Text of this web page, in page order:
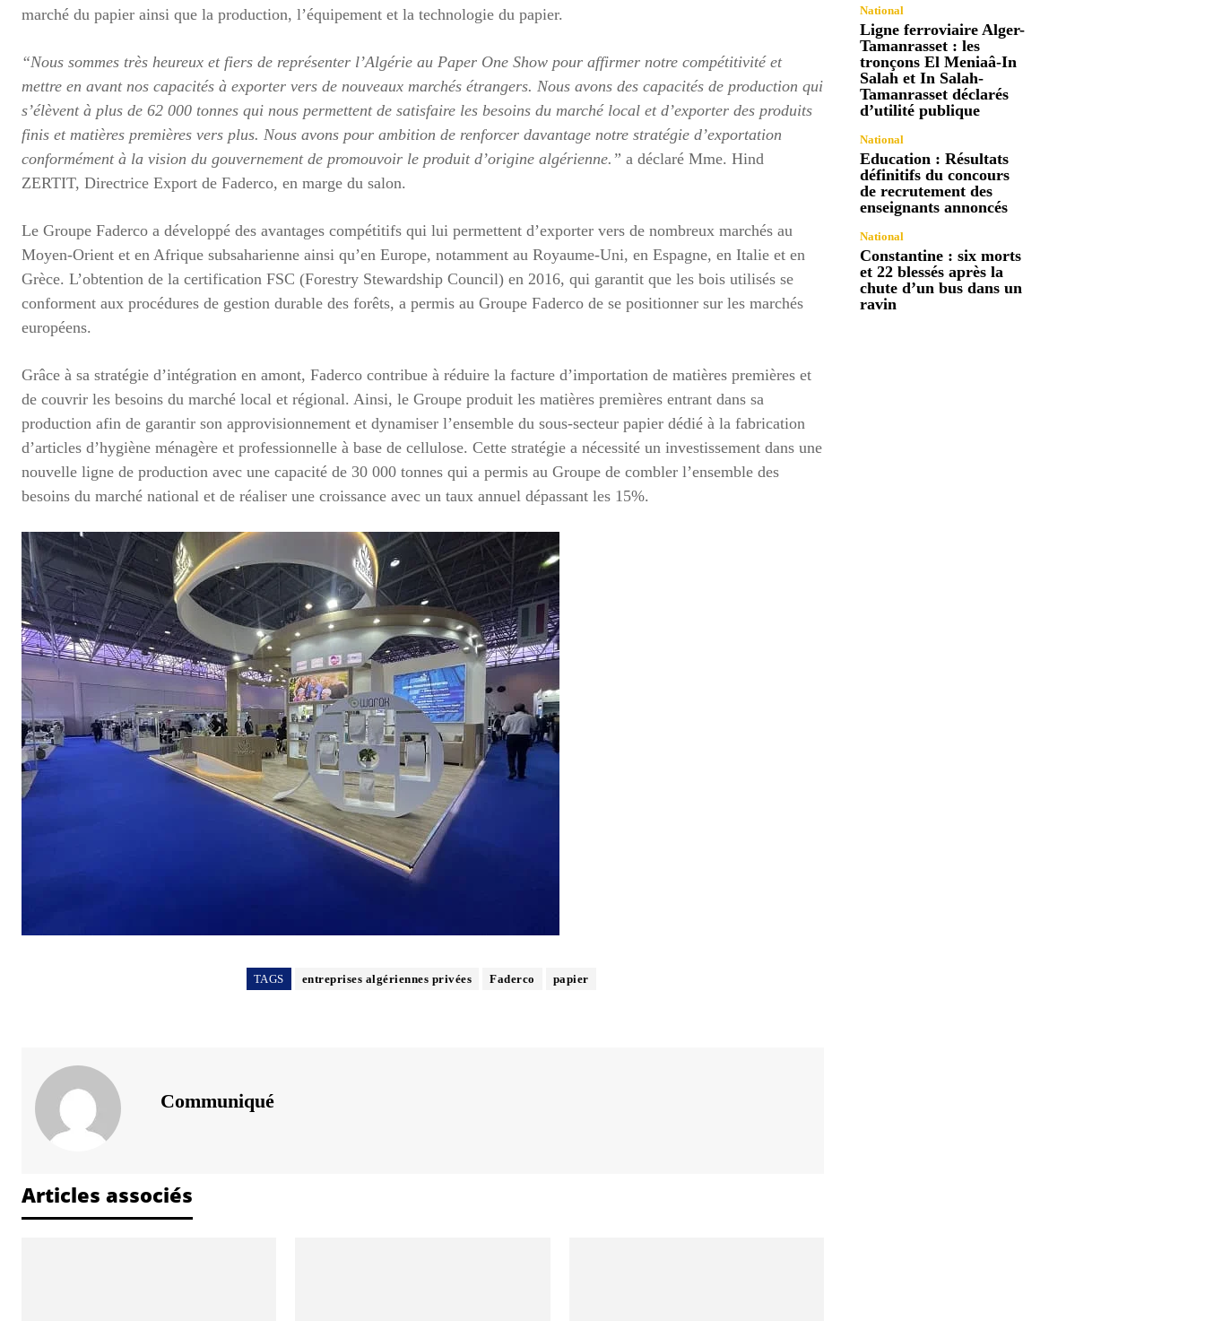
marché du papier ainsi que la production, l’équipement et la technologie du papier.
“Nous sommes très heureux et fiers de représenter l’Algérie au Paper One Show pour affirmer notre compétitivité et
mettre en avant nos capacités à exporter vers de nouveaux marchés étrangers. Nous avons des capacités de production qui
s’élèvent à plus de 62 000 tonnes qui nous permettent de satisfaire les besoins du marché local et d’exporter des produits
finis et matières premières vers plus. Nous avons pour ambition de renforcer davantage notre stratégie d’exportation
conformément à la vision du gouvernement de promouvoir le produit d’origine algérienne.” a déclaré Mme. Hind
ZERTIT, Directrice Export de Faderco, en marge du salon.
Le Groupe Faderco a développé des avantages compétitifs qui lui permettent d’exporter vers de nombreux marchés au
Moyen-Orient et en Afrique subsaharienne ainsi qu’en Europe, notamment au Royaume-Uni, en Espagne, en Italie et en
Grèce. L’obtention de la certification FSC (Forestry Stewardship Council) en 2016, qui garantit que les bois utilisés se
conforment aux procédures de gestion durable des forêts, a permis au Groupe Faderco de se positionner sur les marchés
européens.
Grâce à sa stratégie d’intégration en amont, Faderco contribue à réduire la facture d’importation de matières premières et
de couvrir les besoins du marché local et régional. Ainsi, le Groupe produit les matières premières entrant dans sa
production afin de garantir son approvisionnement et dynamiser l’ensemble du sous-secteur papier dédié à la fabrication
d’articles d’hygiène ménagère et professionnelle à base de cellulose. Cette stratégie a nécessité un investissement dans une
nouvelle ligne de production avec une capacité de 30 000 tonnes qui a permis au Groupe de combler l’ensemble des
besoins du marché national et de réaliser une croissance avec un taux annuel dépassant les 15%.
TAGS entreprises algériennes privées Faderco papier
Communiqué
Articles associés
National
Ligne ferroviaire Alger-
Tamanrasset : les
tronçons El Meniaâ-In
Salah et In Salah-
Tamanrasset déclarés
d’utilité publique
National
Education : Résultats
définitifs du concours
de recrutement des
enseignants annoncés
National
Constantine : six morts
et 22 blessés après la
chute d’un bus dans un
ravin